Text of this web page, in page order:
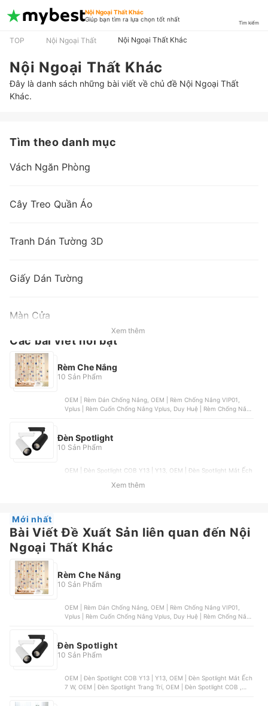
Nội Ngoại Thất Khác
Giúp bạn tìm ra lựa chọn tốt nhất
Tìm kiếm
TOP Nội Ngoại Thất Nội Ngoại Thất Khác
Nội Ngoại Thất Khác
Đây là danh sách những bài viết về chủ đề Nội Ngoại Thất
Khác.
Tìm theo danh mục
Vách Ngăn Phòng
Cây Treo Quần Áo
Tranh Dán Tường 3D
Giấy Dán Tường
Màn Cửa
Xem thêm
Các bài viết nổi bật
Rèm Che Nắng
10 Sản Phẩm
OEM | Rèm Dán Chống Nắng, OEM | Rèm Chống Nắng VIP01,
Vplus | Rèm Cuốn Chống Nắng Vplus, Duy Huệ | Rèm Chống Nắng
Đèn Spotlight
10 Sản Phẩm
OEM | Đèn Spotlight COB Y13 | Y13, OEM | Đèn Spotlight Mắt Ếch
OEM | Đèn Spotlight 3 Đèn | 6028
Xem thêm
Mới nhất
Bài Viết Đề Xuất Sản liên quan đến Nội
Ngoại Thất Khác
Rèm Che Nắng
10 Sản Phẩm
OEM | Rèm Dán Chống Nắng, OEM | Rèm Chống Nắng VIP01,
Vplus | Rèm Cuốn Chống Nắng Vplus, Duy Huệ | Rèm Chống Nắng
Đèn Spotlight
10 Sản Phẩm
OEM | Đèn Spotlight COB Y13 | Y13, OEM | Đèn Spotlight Mắt Ếch
7 W, OEM | Đèn Spotlight Trang Trí, OEM | Đèn Spotlight COB ,